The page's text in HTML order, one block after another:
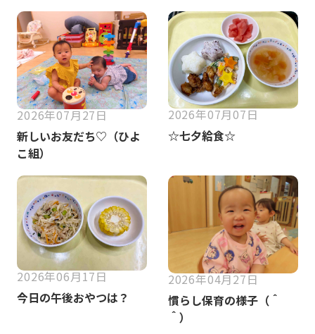
2026年07月27日
新しいお友だち♡（ひよ
こ組）
2026年07月07日
☆七夕給食☆
2026年06月17日
今日の午後おやつは？
2026年04月27日
慣らし保育の様子（＾
＾）